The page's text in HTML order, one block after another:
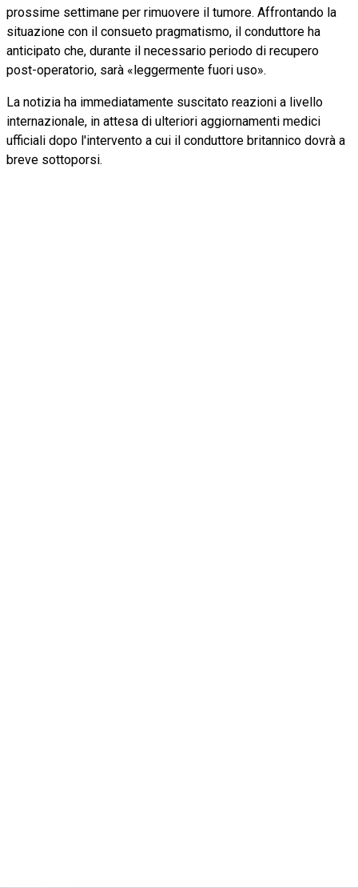
prossime settimane per rimuovere il tumore. Affrontando la
situazione con il consueto pragmatismo, il conduttore ha
anticipato che, durante il necessario periodo di recupero
post-operatorio, sarà «leggermente fuori uso».
La notizia ha immediatamente suscitato reazioni a livello
internazionale, in attesa di ulteriori aggiornamenti medici
ufficiali dopo l'intervento a cui il conduttore britannico dovrà a
breve sottoporsi.